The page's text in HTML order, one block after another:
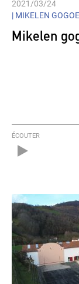
2021/03/24
| MIKELEN
Mikelen
ÉCOUTER